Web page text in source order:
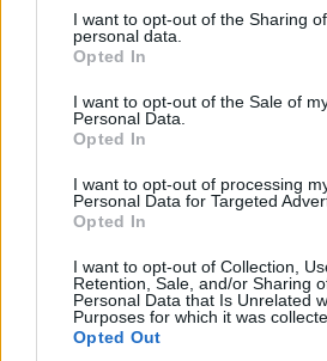
not limited to your visit or usage
grant or deny consent to Google and
use your data for below specified
consent section.
I want to opt-out of the Sharing
personal data.
Opted In
I want to opt-out of the Sale of
Personal Data.
Opted In
I want to opt-out of processing
Personal Data for Targeted
Opted In
I want to opt-out of Collection,
Retention, Sale, and/or Sharing
Personal Data that Is Unrelated
Purposes for which it was
Opted Out
zajszűrést, sőt, új
kialakítást is.
3 mikrofon/füldugó
érintéses, programozható
vezérlés
viselés-érzékelés
Type-C csatlakozó